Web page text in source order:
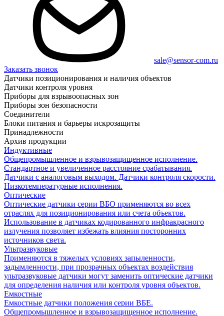
sale@sensor-com.ru
Заказать звонок
Датчики позиционирования и наличия объектов
Датчики контроля уровня
Приборы для взрывоопасных зон
Приборы зон безопасности
Соединители
Блоки питания и барьеры искрозащиты
Принадлежности
Архив продукции
Индуктивные
Общепромышленное и взрывозащищенное исполнение.
Стандартное и увеличенное расстояние срабатывания.
Датчики с аналоговым выходом. Датчики контроля скорости.
Низкотемпературные исполнения.
Оптические
Оптические датчики серии ВБО применяются во всех
отраслях для позиционирования или счета объектов.
Использование в датчиках кодированного инфракрасного
излучения позволяет избежать влияния посторонних
источников света.
Ультразвуковые
Применяются в тяжелых условиях запыленности,
задымленности, при прозрачных объектах воздействия
ультразвуковые датчики могут заменить оптические датчики
для определения наличия или контроля уровня объектов.
Емкостные
Емкостные датчики положения серии ВБЕ.
Общепромышленное и взрывозащищенное исполнение.